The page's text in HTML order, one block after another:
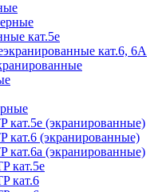
кат.5е
кат.6, 6А
кат.5е (экранированные)
кат.6 (экранированные)
кат.6а (экранированные)
кат.5е
кат.6